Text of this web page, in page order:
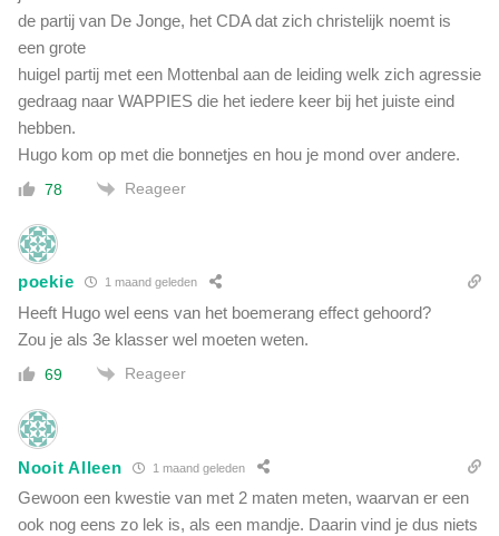
g
e
n
w
i
j
f
s
d
e
l
v
r
e
e
t
de partij van De Jonge, het CDA dat zich christelijk noemt is
een grote
huigel partij met een Mottenbal aan de leiding welk zich agressie
gedraag naar WAPPIES die het iedere keer bij het juiste eind
hebben.
Hugo kom op met die bonnetjes en hou je mond over andere.
78 Reageer
poekie 1 maand geleden
Heeft Hugo wel eens van het boemerang effect gehoord?
Zou je als 3e klasser wel moeten weten.
69 Reageer
Nooit Alleen 1 maand geleden
Gewoon een kwestie van met 2 maten meten, waarvan er een
ook nog eens zo lek is, als een mandje. Daarin vind je dus niets